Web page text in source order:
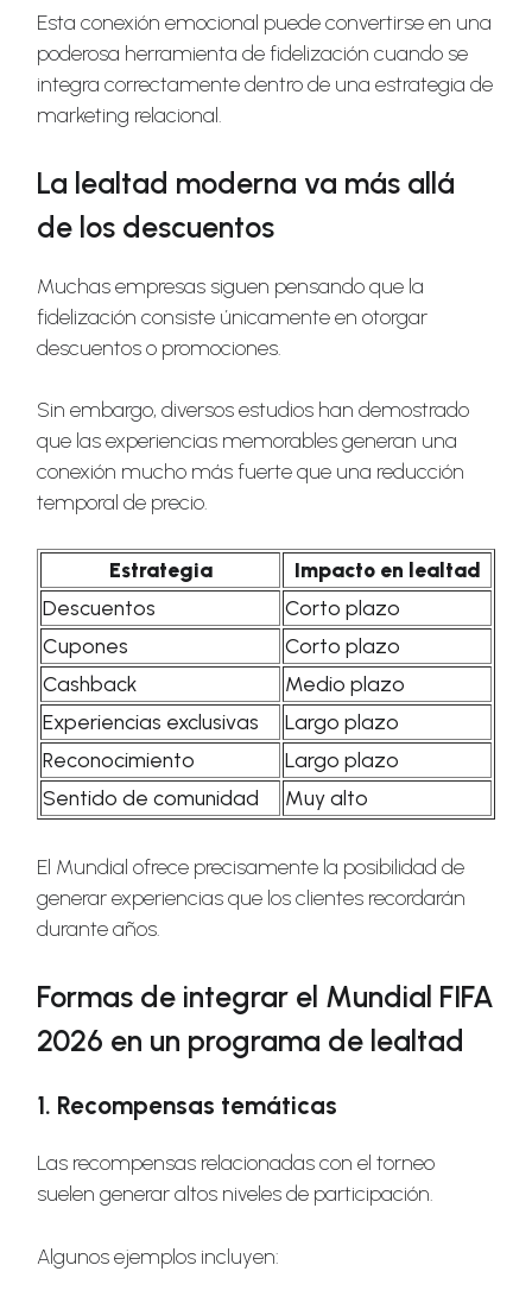
Esta conexión emocional puede convertirse en una
poderosa herramienta de fidelización cuando se
integra correctamente dentro de una estrategia de
marketing relacional.
La lealtad moderna va más allá
de los descuentos
Muchas empresas siguen pensando que la
fidelización consiste únicamente en otorgar
descuentos o promociones.
Sin embargo, diversos estudios han demostrado
que las experiencias memorables generan una
conexión mucho más fuerte que una reducción
temporal de precio.
Estrategia
Impacto en lealtad
Descuentos
Corto plazo
Cupones
Corto plazo
Cashback
Medio plazo
Experiencias exclusivas
Largo plazo
Reconocimiento
Largo plazo
Sentido de comunidad
Muy alto
El Mundial ofrece precisamente la posibilidad de
generar experiencias que los clientes recordarán
durante años.
Formas de integrar el Mundial FIFA
2026 en un programa de lealtad
1. Recompensas temáticas
Las recompensas relacionadas con el torneo
suelen generar altos niveles de participación.
Algunos ejemplos incluyen: